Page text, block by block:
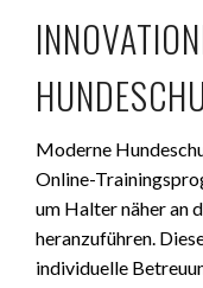
Moderne
Online-
um Halter näher an
heranzuführen.
individuelle